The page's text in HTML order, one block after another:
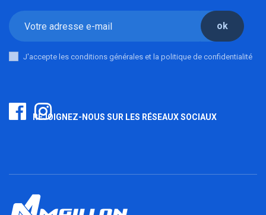
ok
J'accepte les conditions générales et la politique de confidentialité
REJOIGNEZ-NOUS SUR LES RÉSEAUX SOCIAUX